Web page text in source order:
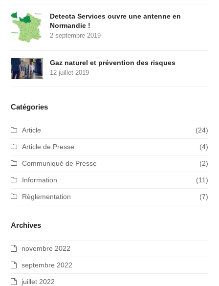
Detecta Services ouvre une antenne en
Normandie !
2 septembre 2019
Gaz naturel et prévention des risques
12 juillet 2019
Catégories
Article (24)
Article de Presse (4)
Communiqué de Presse (2)
Information (11)
Règlementation (7)
Archives
novembre 2022
septembre 2022
juillet 2022